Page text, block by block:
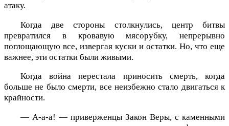
атаку.
Когда две стороны столкнулись, центр битвы
превратился в кровавую мясорубку, непрерывно
поглощающую все, извергая куски и остатки. Но, что еще
важнее, эти остатки были живыми.
Когда война перестала приносить смерть, когда
больше не было смерти, все неизбежно стало двигаться к
крайности.
— А-а-а! — приверженцы Закон Веры, с каменными